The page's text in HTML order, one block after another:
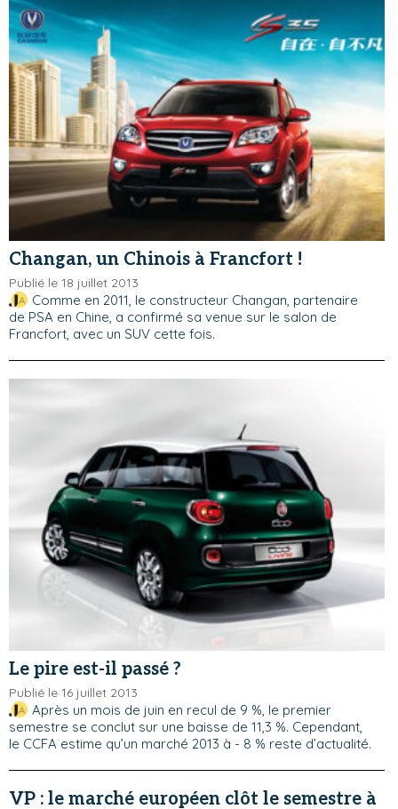
Changan, un Chinois à Francfort !
Publié le 18 juillet 2013
Comme en 2011, le constructeur Changan, partenaire
de PSA en Chine, a confirmé sa venue sur le salon de
Francfort, avec un SUV cette fois.
Le pire est-il passé ?
Publié le 16 juillet 2013
Après un mois de juin en recul de 9 %, le premier
semestre se conclut sur une baisse de 11,3 %. Cependant,
le CCFA estime qu’un marché 2013 à - 8 % reste d’actualité.
VP : le marché européen clôt le semestre à